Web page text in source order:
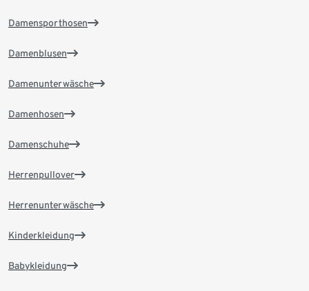
Damensporthosen
Damenblusen
Damenunterwäsche
Damenhosen
Damenschuhe
Herrenpullover
Herrenunterwäsche
Kinderkleidung
Babykleidung